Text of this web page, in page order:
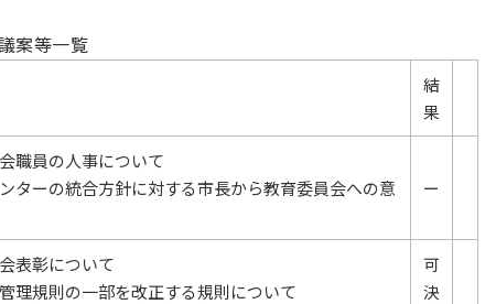
案等一覧
結
果
職員の人事について
ターの統合方針に対する市長から教育委員会への意
ー
表彰について
理規則の一部を改正する規則について
可
決